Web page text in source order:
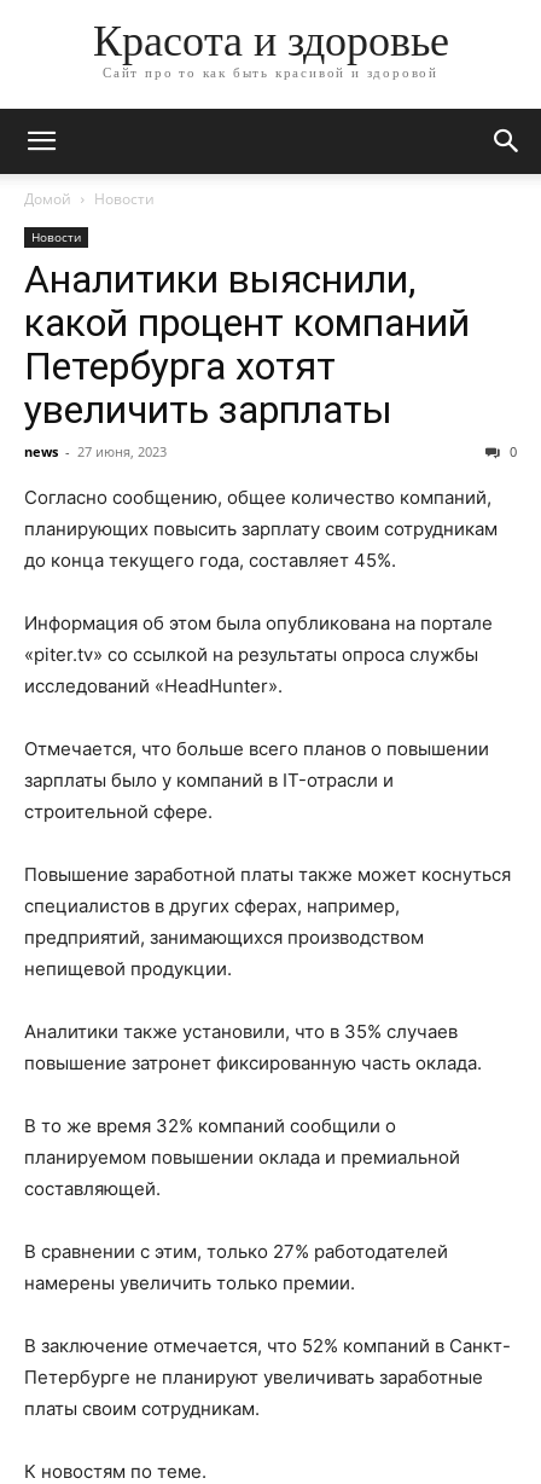
Красота и здоровье
Сайт про то как быть красивой и здоровой
Домой Новости
Новости
Аналитики выяснили,
какой процент компаний
Петербурга хотят
увеличить зарплаты
news - 27 июня, 2023 0
Согласно сообщению, общее количество компаний,
планирующих повысить зарплату своим сотрудникам
до конца текущего года, составляет 45%.
Информация об этом была опубликована на портале
«piter.tv» со ссылкой на результаты опроса службы
исследований «HeadHunter».
Отмечается, что больше всего планов о повышении
зарплаты было у компаний в IT-отрасли и
строительной сфере.
Повышение заработной платы также может коснуться
специалистов в других сферах, например,
предприятий, занимающихся производством
непищевой продукции.
Аналитики также установили, что в 35% случаев
повышение затронет фиксированную часть оклада.
В то же время 32% компаний сообщили о
планируемом повышении оклада и премиальной
составляющей.
В сравнении с этим, только 27% работодателей
намерены увеличить только премии.
В заключение отмечается, что 52% компаний в Санкт-
Петербурге не планируют увеличивать заработные
платы своим сотрудникам.
К новостям по теме.